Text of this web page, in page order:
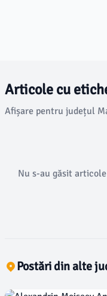
Articole cu
Afișare pentru județul
Nu s-au găsit
Postări din alte